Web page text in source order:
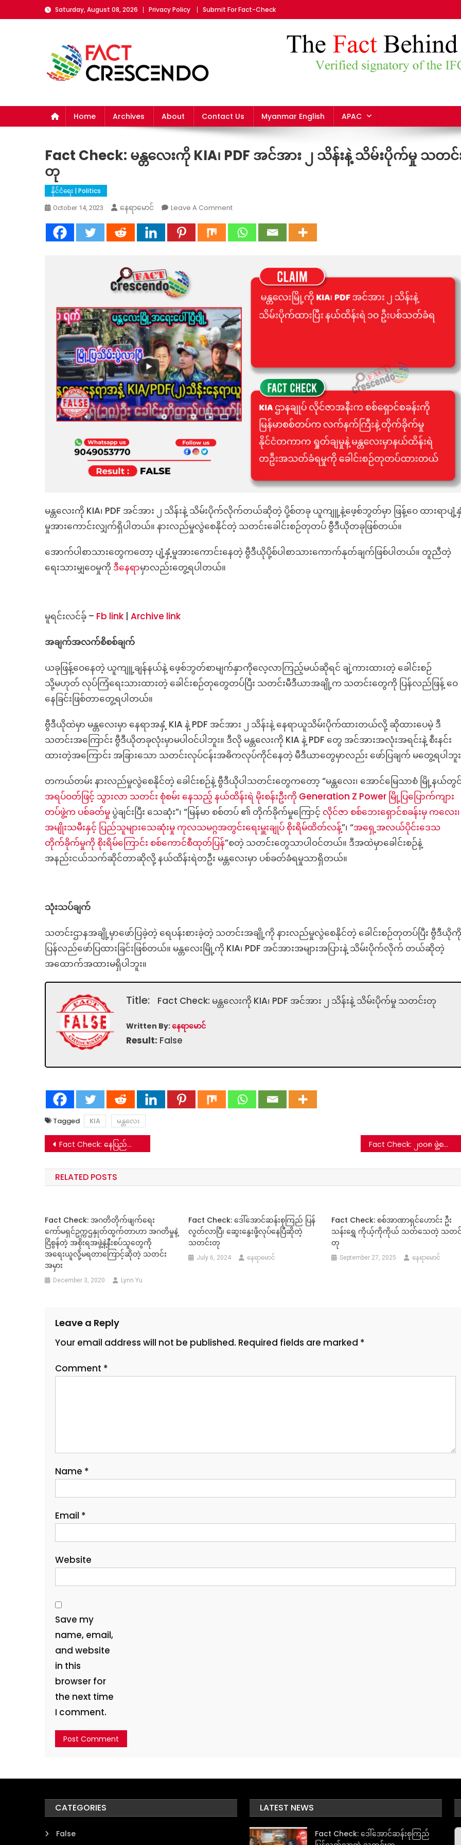
to
Saturday, August 08, 2026 Privacy Policy Submit For Fact-Check
Home Archives About Contact Us Myanmar English APAC
Fact Check: မန္တလေးကို KIA၊ PDF အင်အား ၂ သိန်းနဲ့ သိမ်းပိုက်မှု သတင်
တု
နိုင်ငံရေး | Politics
October 14, 2023 နေရာမောင် Leave A CommentOn
Check:
မန္တလေး
သိန်း
နဲ့
သိမ်းပိုက်
မှု
သတင်း
တု
မန္တလေးကို KIA၊ PDF အင်အား ၂ သိန်းနဲ့ သိမ်းပိုက်လိုက်တယ်ဆိုတဲ့ ပို့စ်တခု ယူကျူ့နဲ့ဖေ့စ်ဘွတ်မှာ ဖြန့်ဝေ ထားရာပျံ့
မှုအားကောင်းလျှက်ရှိပါတယ်။ နားလည်မှုလွဲစေနိုင်တဲ့ သတင်းခေါင်းစဉ်တုတပ် ဗွီဒီယိုတခုဖြစ်တယ်။
အောက်ပါစာသားတွေကတော့ ပျံ့နှံ့မှုအားကောင်းနေတဲ့ ဗွီဒီယိုပို့စ်ပါစာသားကောက်နုတ်ချက်ဖြစ်ပါတယ်။ တူညီတဲ့
ရေးသားမျှဝေမှုကို ဒီနေရာမှာလည်းတွေ့ရပါတယ်။
မူရင်းလင်ခ့် – Fb link | Archive link
အချက်အလက်စိစစ်ချက်
ယခုဖြန့်ဝေနေတဲ့ ယူကျူ့ချန်နယ်နဲ့ ဖေ့စ်ဘွတ်စာမျက်နှာကိုလေ့လာကြည့်မယ်ဆိုရင် ချဲ့ကားထားတဲ့ ခေါင်းစဉ်
သို့မဟုတ် လုပ်ကြံရေးသားထားတဲ့ ခေါင်းစဉ်တုတွေတပ်ပြီး သတင်းမီဒီယာအချို့က သတင်းတွေကို ပြန်လည်ဖြန့် ဝေ
နေခြင်းဖြစ်တာတွေ့ရပါတယ်။
ဗွီဒီယိုထဲမှာ မန္တလေးမှာ နေရာအနှံ့ KIA နဲ့ PDF အင်အား ၂ သိန်းနဲ့ နေရာယူသိမ်းပိုက်ထားတယ်လို့ ဆိုထားပေမဲ့ ဒီ
သတင်းအကြောင်း ဗွီဒီယိုတခုလုံးမှာမပါဝင်ပါဘူး။ ဒီလို မန္တလေးကို KIA နဲ့ PDF တွေ အင်အားအလုံးအရင်းနဲ့ စီးနင်း
ထားတဲ့အကြောင်း အခြားသော သတင်းလုပ်ငန်းအဓိကလုပ်ကိုင်နေတဲ့ မီဒီယာတွေမှာလည်း ဖော်ပြချက် မတွေ့ရပါဘူ
တကယ်တမ်း နားလည်မှုလွဲစေနိုင်တဲ့ ခေါင်းစဉ်နဲ့ ဗွီဒီယိုပါသတင်းတွေကတော့ “မန္တလေး၊ အောင်မြေသာစံ မြို့နယ်တွ
အရပ်ဝတ်ဖြင့် သွားလာ သတင်း စုံစမ်း နေသည့် နယ်ထိန်းရဲ မိုးစန်းဦးကို Generation Z Power မြို့ပြပြောက်ကျား
တပ်ဖွဲ့က ပစ်ခတ်မှု ပွဲချင်းပြီး သေဆုံး”၊ “မြန်မာ စစ်တပ် ၏ တိုက်ခိုက်မှုကြောင့် လိုင်ဇာ စစ်ဘေးရှောင်စခန်းမှ ကလေး၊
အမျိုးသမီးနှင့် ပြည်သူများသေဆုံးမှု ကုလသမဂ္ဂအတွင်းရေးမှူးချုပ် စိုးရိမ်ထိတ်လန့်”၊ “အရှေ့အလယ်ပိုင်းဒေသ
တိုက်ခိုက်မှုကို စိုးရိမ်ကြောင်း စစ်ကောင်စီထုတ်ပြန်”စတဲ့ သတင်းတွေသာပါဝင်တယ်။ ဒီအထဲမှာခေါင်းစဉ်နဲ့
အနည်းငယ်သက်ဆိုင်တာဆိုလို့ နယ်ထိန်းရဲတဦး မန္တလေးမှာ ပစ်ခတ်ခံရမှုသာရှိတယ်။
သုံးသပ်ချက်
သတင်းဌာနအချို့မှာဖော်ပြခဲ့တဲ့ ရေပန်းစားခဲ့တဲ့ သတင်းအချို့ကို နားလည်မှုလွဲစေနိုင်တဲ့ ခေါင်းစဉ်တုတပ်ပြီး ဗွီဒီယိုကို
ပြန်လည်ဖော်ပြထားခြင်းဖြစ်တယ်။ မန္တလေးမြို့ကို KIA၊ PDF အင်အားအများအပြားနဲ့ သိမ်းပိုက်လိုက် တယ်ဆိုတဲ့
အထောက်အထားမရှိပါဘူး။
Title: Fact Check: မန္တလေးကို KIA၊ PDF အင်အား ၂ သိန်းနဲ့ သိမ်းပိုက်မှု သတင်းတု
Written By:နေရာမောင်
Result: False
Tagged KIA မန္တလေး
Post
navigation
Fact Check: နေပြည်တော်က ဗိုလ်ချုပ်တွေ တပ်ကို စွန့်ခွာထွက်ပြေးမှု သတင်းတု Fact Check: ၂၀၀၈ ဖွဲ့စည်းပုံကို စစ်တပ်က ဖျက်သိမ်းကြောင်းကြေညာတဲ့ သတင်းတု
RELATED POSTS
Fact Check: အဂတိတိုက်ဖျက်ရေး
ကော်မရှင်ဥက္ကဌနှုတ်ထွက်တာဟာ အဂတိမှုနဲ့
ငြိစွန်တဲ့ အစိုးရအဖွဲ့နဲ့နီးစပ်သူတွေကို
အရေးယူလို့မရတာကြောင့်ဆိုတဲ့ သတင်း
အမှား
December 3, 2020 Lynn Yu
Fact Check: ဒေါ်အောင်ဆန်းစုကြည် ပြန်
လွတ်လာပြီ၊ ဆွေးနွေးဖို့လုပ်နေပြီဆိုတဲ့
သတင်းတု
July 6, 2024 နေရာမောင်
Fact Check: စစ်အာဏာရှင်ဟောင်း ဦး
သန်းရွှေ ကိုယ့်ကိုကိုယ် သတ်သေတဲ့ သတင်
တု
September 27, 2025 နေရာမောင်
Leave a Reply
Your email address will not be published. Required fields are marked *
Comment *
Name *
Email *
Website
Save my
name, email,
and website
in this
browser for
the next time
I comment.
CATEGORIES
False
LATEST NEWS
Fact Check: ဒေါ်အောင်ဆန်းစုကြည်